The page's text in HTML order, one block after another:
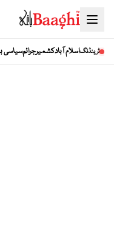
ٹرینڈنگاسلام آبادکشمیرجرائمسیاسی